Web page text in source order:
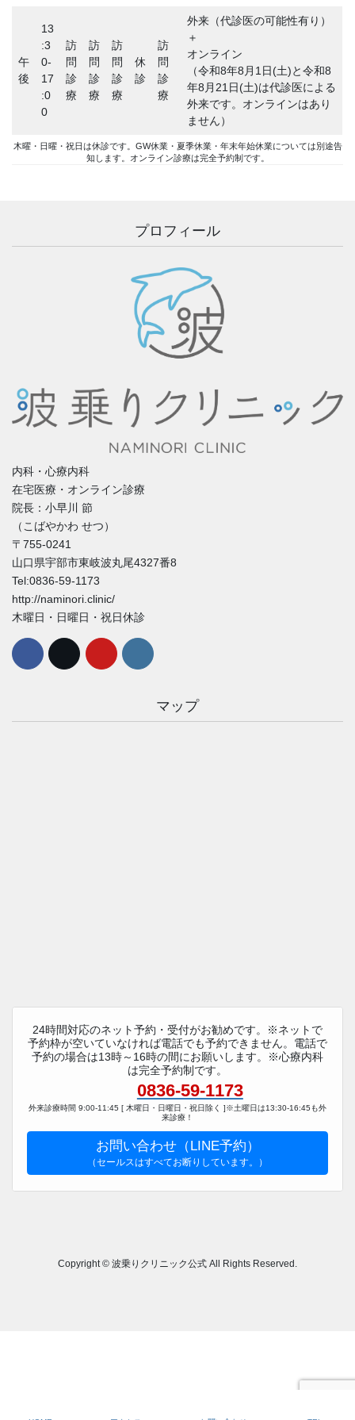
午
後
13
:3
0-
17
:0
0
訪
問
診
療
訪
問
診
療
訪
問
診
療
休
診
訪
問
診
療
外来（代診医の可能性有り）
＋
オンライン
（令和8年8月1日(土)と令和8
年8月21日(土)は代診医による
外来です。オンラインはあり
ません）
木曜・日曜・祝日は休診です。GW休業・夏季休業・年末年始休業については別途告
知します。オンライン診療は完全予約制です。
プロフィール
内科・心療内科
在宅医療・オンライン診療
院長：小早川 節
（こばやかわ せつ）
〒755-0241
山口県宇部市東岐波丸尾4327番8
Tel:0836-59-1173
http://naminori.clinic/
木曜日・日曜日・祝日休診
マップ
24時間対応のネット予約・受付がお勧めです。※ネットで
予約枠が空いていなければ電話でも予約できません。電話で
予約の場合は13時～16時の間にお願いします。※心療内科
は完全予約制です。
0836-59-1173
外来診療時間 9:00-11:45 [ 木曜日・日曜日・祝日除く ]※土曜日は13:30-16:45も外
来診療！
お問い合わせ（LINE予約）
（セールスはすべてお断りしています。）
Copyright © 波乗りクリニック公式 All Rights Reserved.